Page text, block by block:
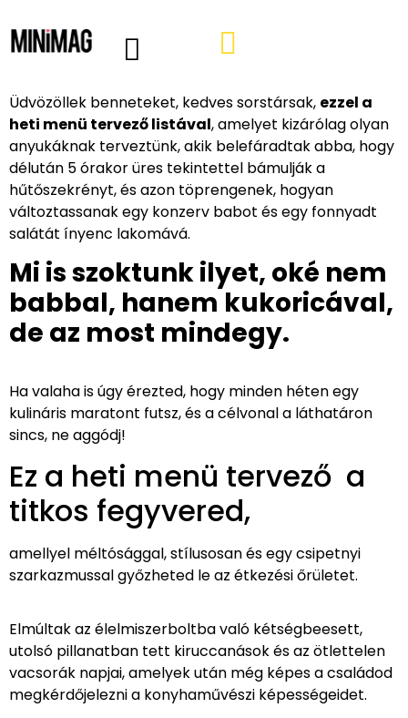
Üdvözöllek benneteket, kedves sorstársak, ezzel a
heti menü tervező listával, amelyet kizárólag olyan
anyukáknak terveztünk, akik belefáradtak abba, hogy
délután 5 órakor üres tekintettel bámulják a
hűtőszekrényt, és azon töprengenek, hogyan
változtassanak egy konzerv babot és egy fonnyadt
salátát ínyenc lakomává.
Mi is szoktunk ilyet, oké nem
babbal, hanem kukoricával,
de az most mindegy.
Ha valaha is úgy érezted, hogy minden héten egy
kulináris maratont futsz, és a célvonal a láthatáron
sincs, ne aggódj!
Ez a heti menü tervező a
titkos fegyvered,
amellyel méltósággal, stílusosan és egy csipetnyi
szarkazmussal győzheted le az étkezési őrületet.
Elmúltak az élelmiszerboltba való kétségbeesett,
utolsó pillanatban tett kiruccanások és az ötlettelen
vacsorák napjai, amelyek után még képes a családod
megkérdőjelezni a konyhaművészi képességeidet.